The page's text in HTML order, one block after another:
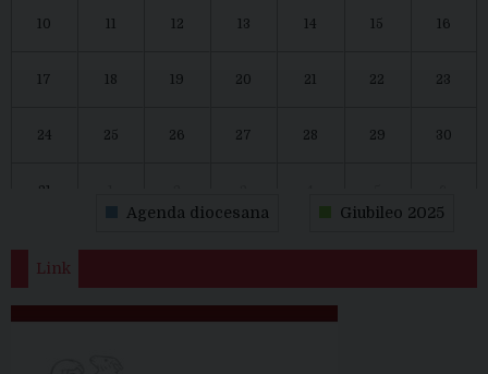
10 11 12 13 14 15 16
17 18 19 20 21 22 23
24 25 26 27 28 29 30
31
Agenda diocesana Giubileo 2025
Link